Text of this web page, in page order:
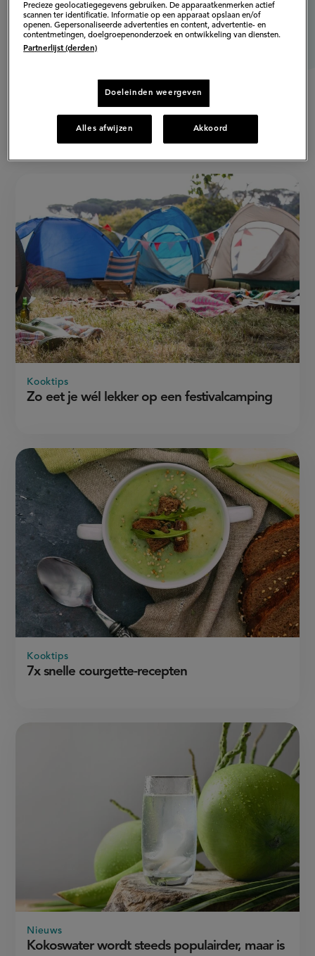
Populaire artikelen
Zo eet je wél lekker op een festivalcamping
Kooktips
7x snelle courgette-recepten
Kooktips
Kokoswater wordt steeds populairder, maar is
Nieuws
Precieze geolocatiegegevens gebruiken. De apparaatkenmerken actief
scannen ter identificatie. Informatie op een apparaat opslaan en/of
openen. Gepersonaliseerde advertenties en content, advertentie- en
contentmetingen, doelgroepenonderzoek en ontwikkeling van diensten.
Partnerlijst (derden)
Doeleinden weergeven
Alles afwijzen Akkoord